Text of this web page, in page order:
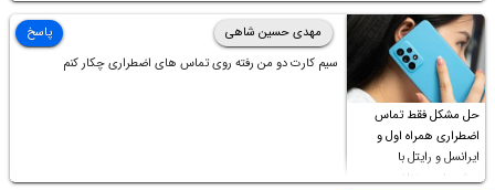
چه موقع پخش فیلم مثل سابق نیست(نور زیاده و بی کیفیت)،با
ابدیت کردن کارت گرافیک،کالیبره کردن و غیره هم نور و رنگ درست
نشد (انگار تصویر ماته)، خواهشمند است راهنمایی فرمایید باتشکر
حل مشکل فقط تماس
اضطراری همراه اول و
ایرانسل و رایتل با
روش‌های مختلف
مهدی حسین شاهی
سیم کارت دو من رفته روی تماس های اضطراری چکار کنم
پاسخ